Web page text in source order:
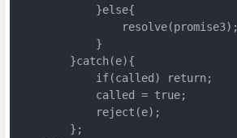
            }else{
                resolve(promise3);
            }
        }catch(e){
            if(called) return;
            called = true;
            reject(e);
        };